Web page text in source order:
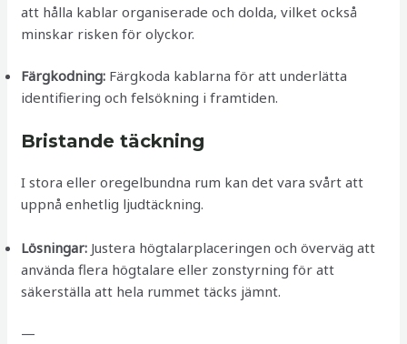
att hålla kablar organiserade och dolda, vilket också
minskar risken för olyckor.
Färgkodning: Färgkoda kablarna för att underlätta
identifiering och felsökning i framtiden.
Bristande täckning
I stora eller oregelbundna rum kan det vara svårt att
uppnå enhetlig ljudtäckning.
Lösningar: Justera högtalarplaceringen och överväg att
använda flera högtalare eller zonstyrning för att
säkerställa att hela rummet täcks jämnt.
—